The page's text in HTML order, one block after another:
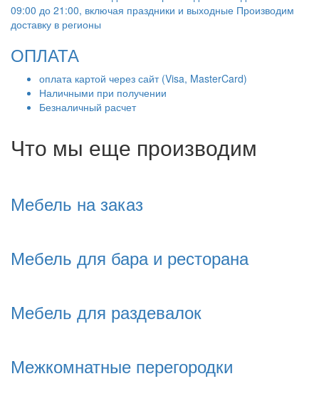
09:00 до 21:00, включая праздники и выходные Производим
доставку в регионы
ОПЛАТА
оплата картой через сайт (Visa, MasterCard)
Наличными при получении
Безналичный расчет
Что мы еще производим
Мебель на заказ
Мебель для бара и ресторана
Мебель для раздевалок
Межкомнатные перегородки